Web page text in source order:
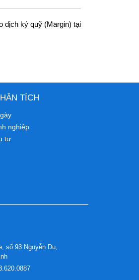
dịch ký quỹ (Margin) tại
TÍCH
nghiệp
tư
số 93 Nguyễn Du,